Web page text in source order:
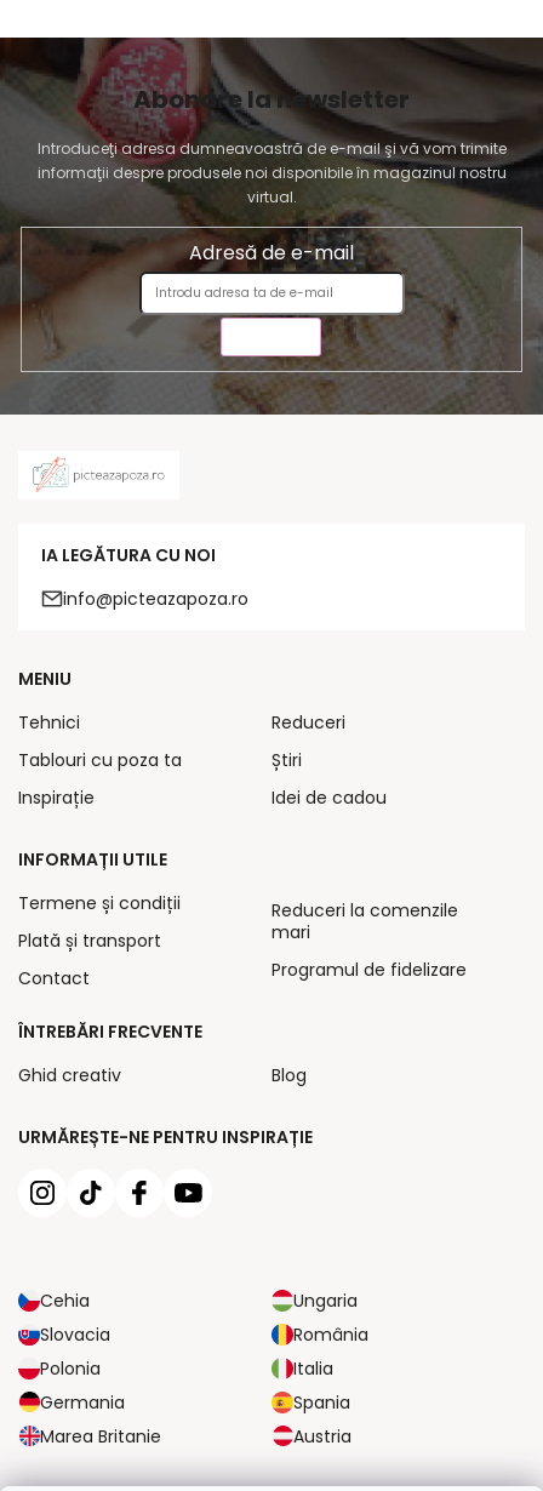
Abonare la newsletter
Introduceţi adresa dumneavoastră de e-mail şi vă vom trimite
informaţii despre produsele noi disponibile în magazinul nostru
virtual.
Adresă de e-mail
IA LEGĂTURA CU NOI
info@picteazapoza.ro
URMĂREȘTE-NE PENTRU INSPIRAȚIE
Cehia
Ungaria
Slovacia
România
Polonia
Italia
Germania
Spania
Marea Britanie
Austria
MENIU
Tehnici
Tablouri cu poza ta
Inspirație
Reduceri
Știri
Idei de cadou
INFORMAȚII UTILE
Termene și condiții
Plată și transport
Contact
Reduceri la comenzile
mari
Programul de fidelizare
ÎNTREBĂRI FRECVENTE
Ghid creativ
Blog